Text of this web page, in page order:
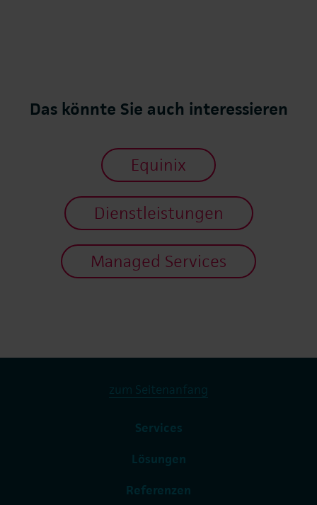
Das könnte Sie auch interessieren
Equinix
Dienstleistungen
Managed Services
zum Seitenanfang
Services
Lösungen
Referenzen